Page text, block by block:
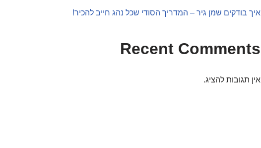
איך בודקים שמן גיר – המדריך הסודי שכל נהג חייב להכיר!
Recent Comments
אין תגובות להציג.